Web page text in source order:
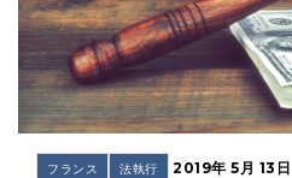
フランス 法執行 2019年 5月 13日